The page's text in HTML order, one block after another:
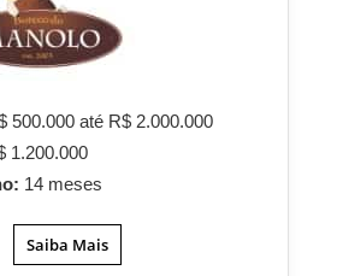
500.000 até R$ 2.000.000
1.200.000
14 meses
Saiba Mais